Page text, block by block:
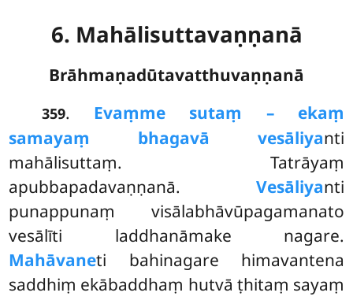
6. Mahālisuttavaṇṇanā
Brāhmaṇadūtavatthuvaṇṇanā
359. Evaṃme sutaṃ – ekaṃ
samayaṃ bhagavā vesāliyanti
mahālisuttaṃ. Tatrāyaṃ
apubbapadavaṇṇanā. Vesāliyanti
punappunaṃ visālabhāvūpagamanato
vesālīti laddhanāmake nagare.
Mahāvaneti bahinagare himavantena
saddhiṃ ekābaddhaṃ hutvā ṭhitaṃ sayaṃ